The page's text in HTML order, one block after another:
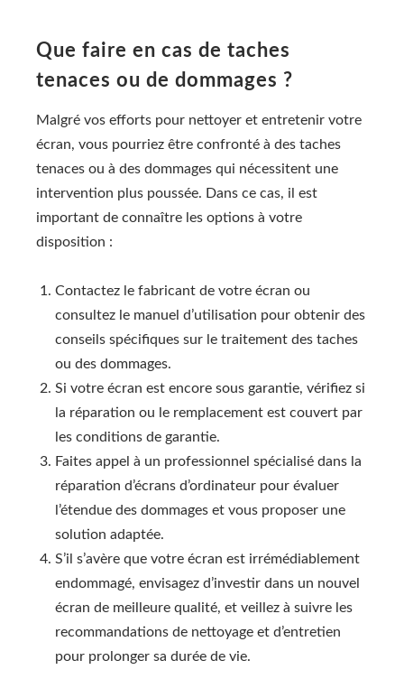
Que faire en cas de taches
tenaces ou de dommages ?
Malgré vos efforts pour nettoyer et entretenir votre
écran, vous pourriez être confronté à des taches
tenaces ou à des dommages qui nécessitent une
intervention plus poussée. Dans ce cas, il est
important de connaître les options à votre
disposition :
Contactez le fabricant de votre écran ou
consultez le manuel d’utilisation pour obtenir des
conseils spécifiques sur le traitement des taches
ou des dommages.
Si votre écran est encore sous garantie, vérifiez si
la réparation ou le remplacement est couvert par
les conditions de garantie.
Faites appel à un professionnel spécialisé dans la
réparation d’écrans d’ordinateur pour évaluer
l’étendue des dommages et vous proposer une
solution adaptée.
S’il s’avère que votre écran est irrémédiablement
endommagé, envisagez d’investir dans un nouvel
écran de meilleure qualité, et veillez à suivre les
recommandations de nettoyage et d’entretien
pour prolonger sa durée de vie.